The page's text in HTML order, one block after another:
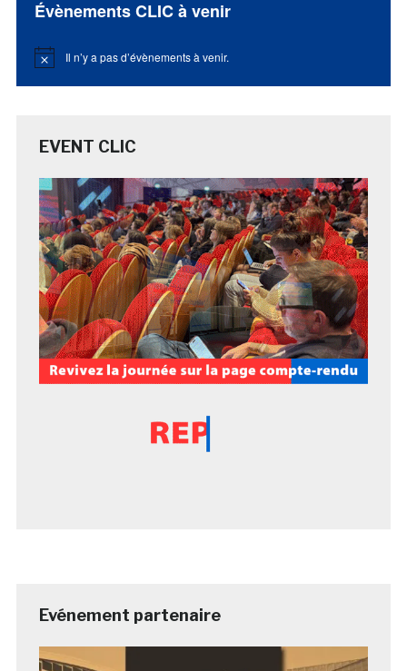
Évènements CLIC à venir
Notice Il n’y a pas d’évènements à venir.
EVENT CLIC
Evénement partenaire